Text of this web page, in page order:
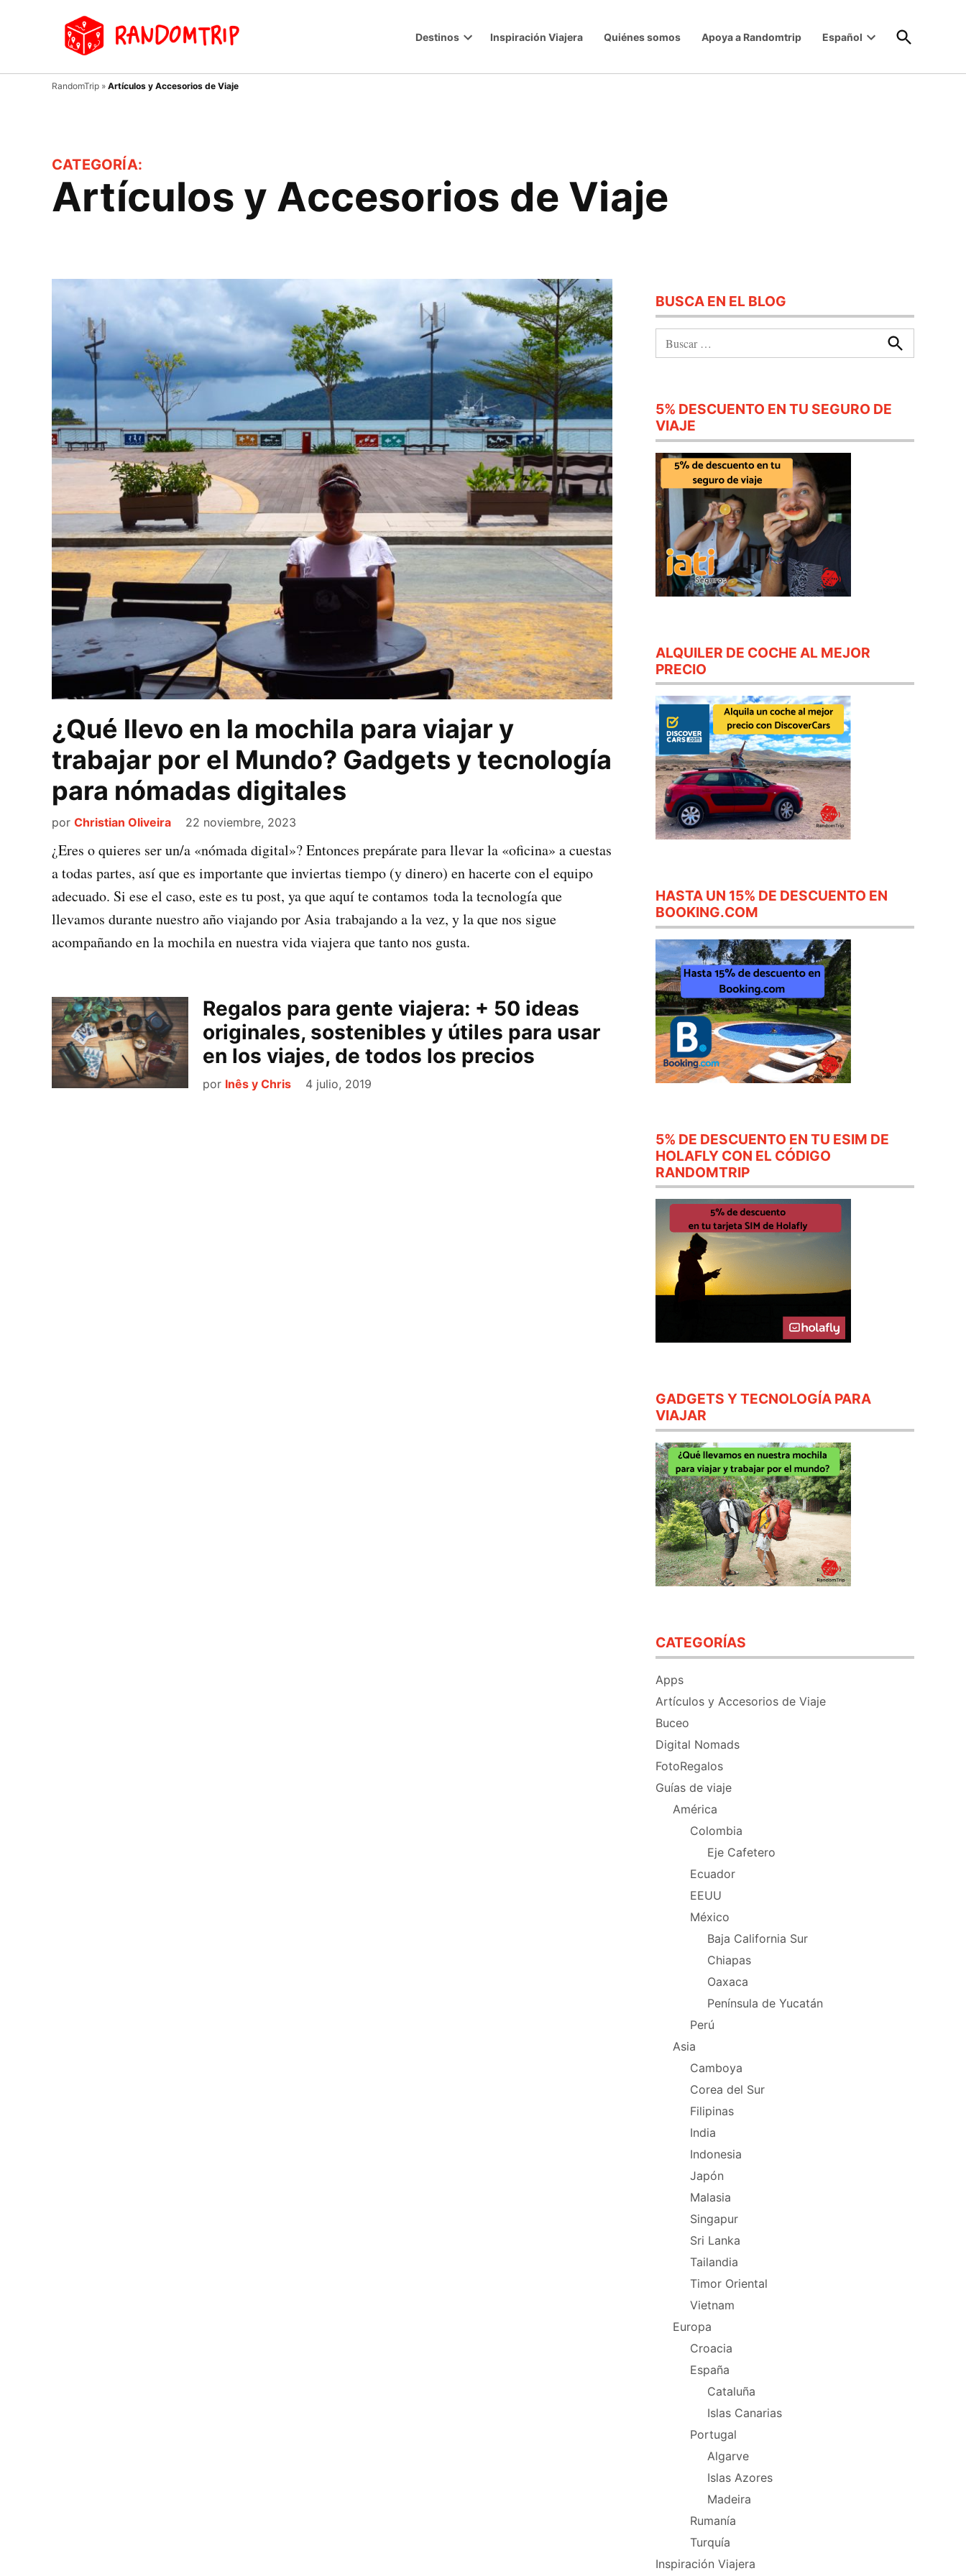
donde
Destinos
menu
Inspiración Viajera Quiénes somos Apoya a Randomtrip Español
menu
Open
Search
RandomTrip » Artículos y Accesorios de Viaje
CATEGORÍA:
Artículos y Accesorios de Viaje
¿Qué llevo en la mochila para viajar y
trabajar por el Mundo? Gadgets y tecnología
para nómadas digitales
por Christian Oliveira 22 noviembre, 2023
¿Eres o quieres ser un/a «nómada digital»? Entonces prepárate para llevar la «oficina» a cuestas
a todas partes, así que es importante que inviertas tiempo (y dinero) en hacerte con el equipo
adecuado. Si ese el caso, este es tu post, ya que aquí te contamos toda la tecnología que
llevamos durante nuestro año viajando por Asia trabajando a la vez, y la que nos sigue
acompañando en la mochila en nuestra vida viajera que tanto nos gusta.
Regalos para gente viajera: + 50 ideas
originales, sostenibles y útiles para usar
en los viajes, de todos los precios
por Inês y Chris 4 julio, 2019
BUSCA EN EL BLOG
Buscar
5% DESCUENTO EN TU SEGURO DE
VIAJE
ALQUILER DE COCHE AL MEJOR
PRECIO
HASTA UN 15% DE DESCUENTO EN
BOOKING.COM
5% DE DESCUENTO EN TU ESIM DE
HOLAFLY CON EL CÓDIGO
RANDOMTRIP
GADGETS Y TECNOLOGÍA PARA
VIAJAR
CATEGORÍAS
Apps
Artículos y Accesorios de Viaje
Buceo
Digital Nomads
FotoRegalos
Guías de viaje
América
Colombia
Eje Cafetero
Ecuador
EEUU
México
Baja California Sur
Chiapas
Oaxaca
Península de Yucatán
Perú
Asia
Camboya
Corea del Sur
Filipinas
India
Indonesia
Japón
Malasia
Singapur
Sri Lanka
Tailandia
Timor Oriental
Vietnam
Europa
Croacia
España
Cataluña
Islas Canarias
Portugal
Algarve
Islas Azores
Madeira
Rumanía
Turquía
Inspiración Viajera